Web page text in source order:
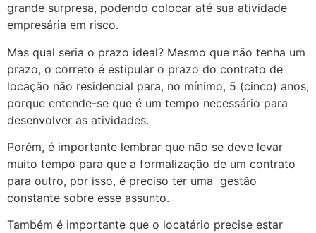
grande surpresa, podendo colocar até sua atividade
empresária em risco.
Mas qual seria o prazo ideal? Mesmo que não tenha um
prazo, o correto é estipular o prazo do contrato de
locação não residencial para, no mínimo, 5 (cinco) anos,
porque entende-se que é um tempo necessário para
desenvolver as atividades.
Porém, é importante lembrar que não se deve levar
muito tempo para que a formalização de um contrato
para outro, por isso, é preciso ter uma gestão
constante sobre esse assunto.
Também é importante que o locatário precise estar